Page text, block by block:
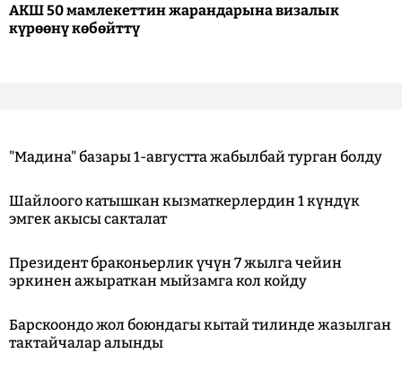
АКШ 50 мамлекеттин жарандарына визалык
күрөөнү көбөйттү
"Мадина" базары 1-августта жабылбай турган болду
Шайлоого катышкан кызматкерлердин 1 күндүк
эмгек акысы сакталат
Президент браконьерлик үчүн 7 жылга чейин
эркинен ажыраткан мыйзамга кол койду
Барскоондо жол боюндагы кытай тилинде жазылган
тактайчалар алынды